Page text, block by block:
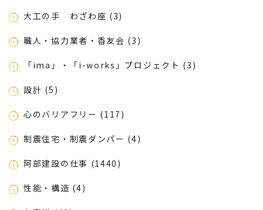
大工の手 わざわ座 (3)
職人・協力業者・香友会 (3)
「ima」・「i-works」プロジェクト (3)
設計 (5)
心のバリアフリー (117)
制震住宅・制震ダンパー (4)
阿部建設の仕事 (1440)
性能・構造 (4)